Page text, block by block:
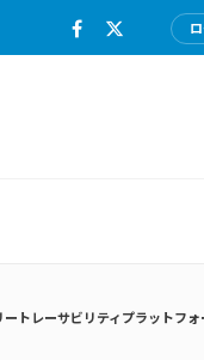
トレーサビリティプラットフ